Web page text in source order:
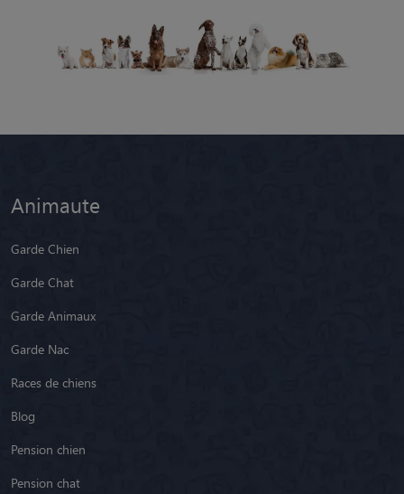
Animaute
Garde Chien
Garde Chat
Garde Animaux
Garde Nac
Races de chiens
Blog
Pension chien
Pension chat